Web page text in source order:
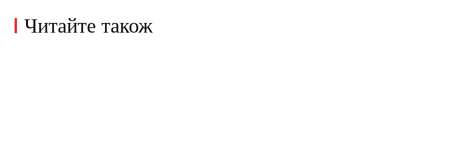
Читайте також